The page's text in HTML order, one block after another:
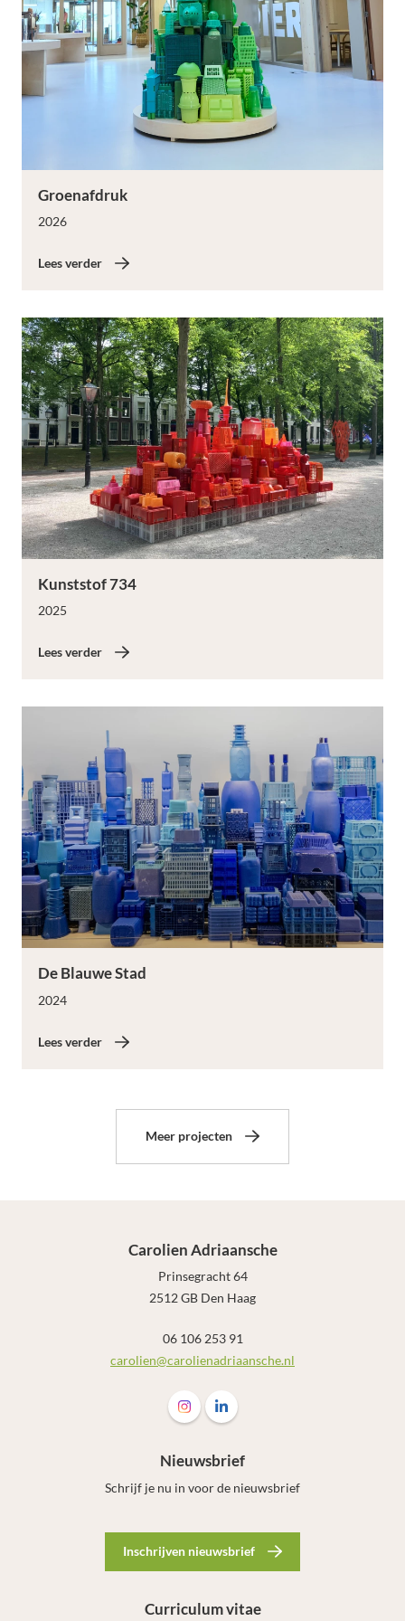
Lees verder
Groenafdruk
2026
Lees verder
Lees verder
Kunststof 734
2025
Lees verder
Lees verder
De Blauwe Stad
2024
Lees verder
Meer projecten
Carolien Adriaansche
Prinsegracht 64
2512 GB Den Haag
06 106 253 91
carolien@carolienadriaansche.nl
Volg ons op Instagram Carolien
Volg ons op LinkedIn Carolien
Nieuwsbrief
Schrijf je nu in voor de nieuwsbrief
Inschrijven nieuwsbrief
Curriculum vitae